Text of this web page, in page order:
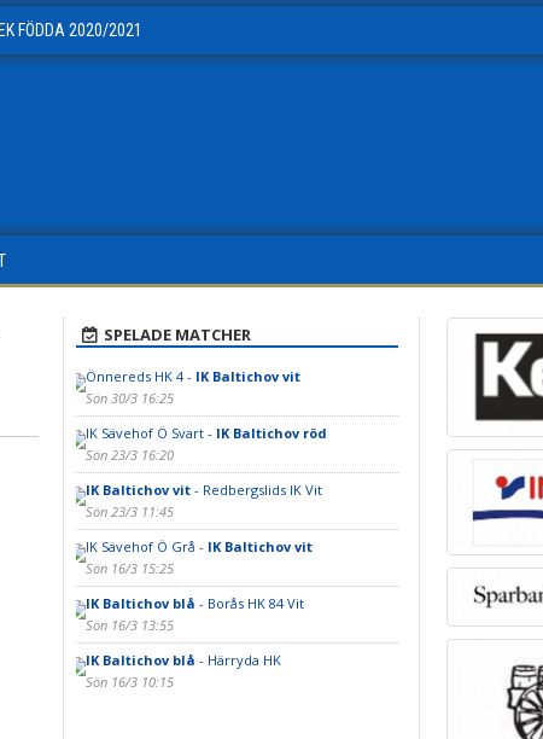
FÖDDA 2020/2021
SPELADE MATCHER
Önnereds HK 4 - IK Baltichov vit
Sön 30/3 16:25
IK Sävehof Ö Svart - IK Baltichov röd
Sön 23/3 16:20
IK Baltichov vit- Redbergslids IK Vit
Sön 23/3 11:45
IK Sävehof Ö Grå - IK Baltichov vit
Sön 16/3 15:25
IK Baltichov blå - Borås HK 84 Vit
Sön 16/3 13:55
IK Baltichov blå - Härryda HK
Sön 16/3 10:15